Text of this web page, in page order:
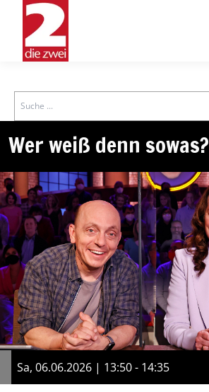
Search
Wer weiß denn sowas?
Sa, 06.06.2026 | 13:50 - 14:35